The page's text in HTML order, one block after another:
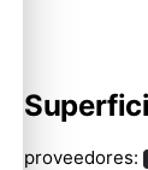
proveedores: